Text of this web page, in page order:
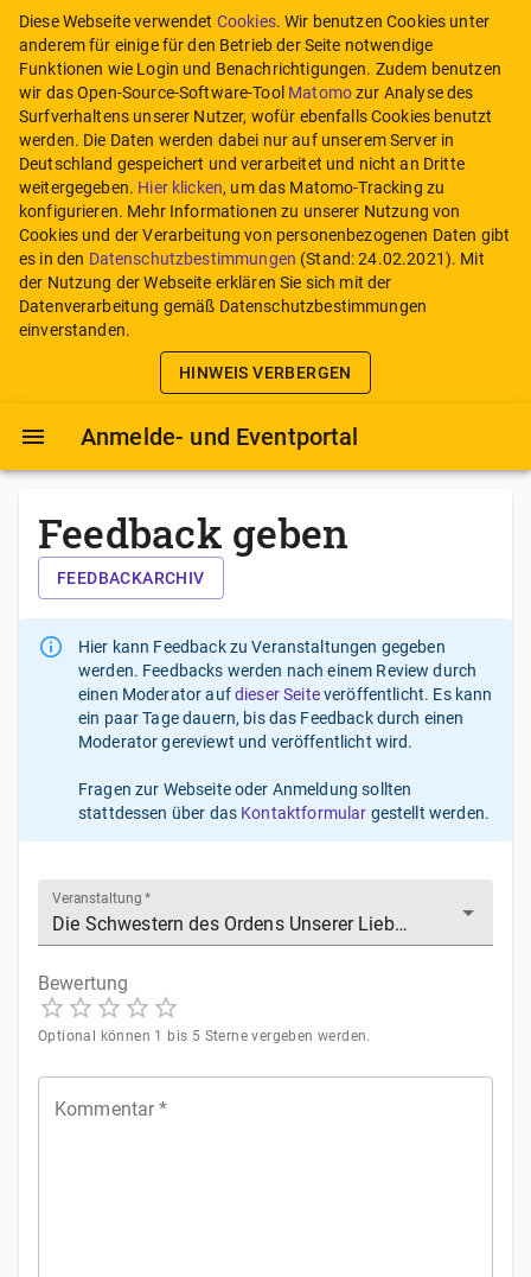
Diese Webseite verwendet Cookies. Wir benutzen Cookies unter
anderem für einige für den Betrieb der Seite notwendige
Funktionen wie Login und Benachrichtigungen. Zudem benutzen
wir das Open-Source-Software-Tool Matomozur Analyse des
Surfverhaltens unserer Nutzer, wofür ebenfalls Cookies benutzt
werden. Die Daten werden dabei nur auf unserem Server in
Deutschland gespeichert und verarbeitet und nicht an Dritte
weitergegeben. Hier klicken, um das Matomo-Tracking zu
konfigurieren. Mehr Informationen zu unserer Nutzung von
Cookies und der Verarbeitung von personenbezogenen Daten gibt
es in den Datenschutzbestimmungen (Stand:24.02.2021). Mit
der Nutzung der Webseite erklären Sie sich mit der
Datenverarbeitung gemäß Datenschutzbestimmungen
einverstanden.
HINWEIS VERBERGEN
Anmelde- und Eventportal
Feedback geben
FEEDBACKARCHIV
Hier kann Feedback zu Veranstaltungen gegeben
werden. Feedbacks werden nach einem Review durch
einen Moderator aufdieser Seiteveröffentlicht. Es kann
ein paar Tage dauern, bis das Feedback durch einen
Moderator gereviewt und veröffentlicht wird.
Fragen zur Webseite oder Anmeldung sollten
stattdessen über das Kontaktformular gestellt werden.
Veranstaltung *
Bewertung
1
Stern
2
Sterne
3
Sterne
4
Sterne
5
Sterne
Optional können 1 bis 5 Sterne vergeben werden.
Kommentar *